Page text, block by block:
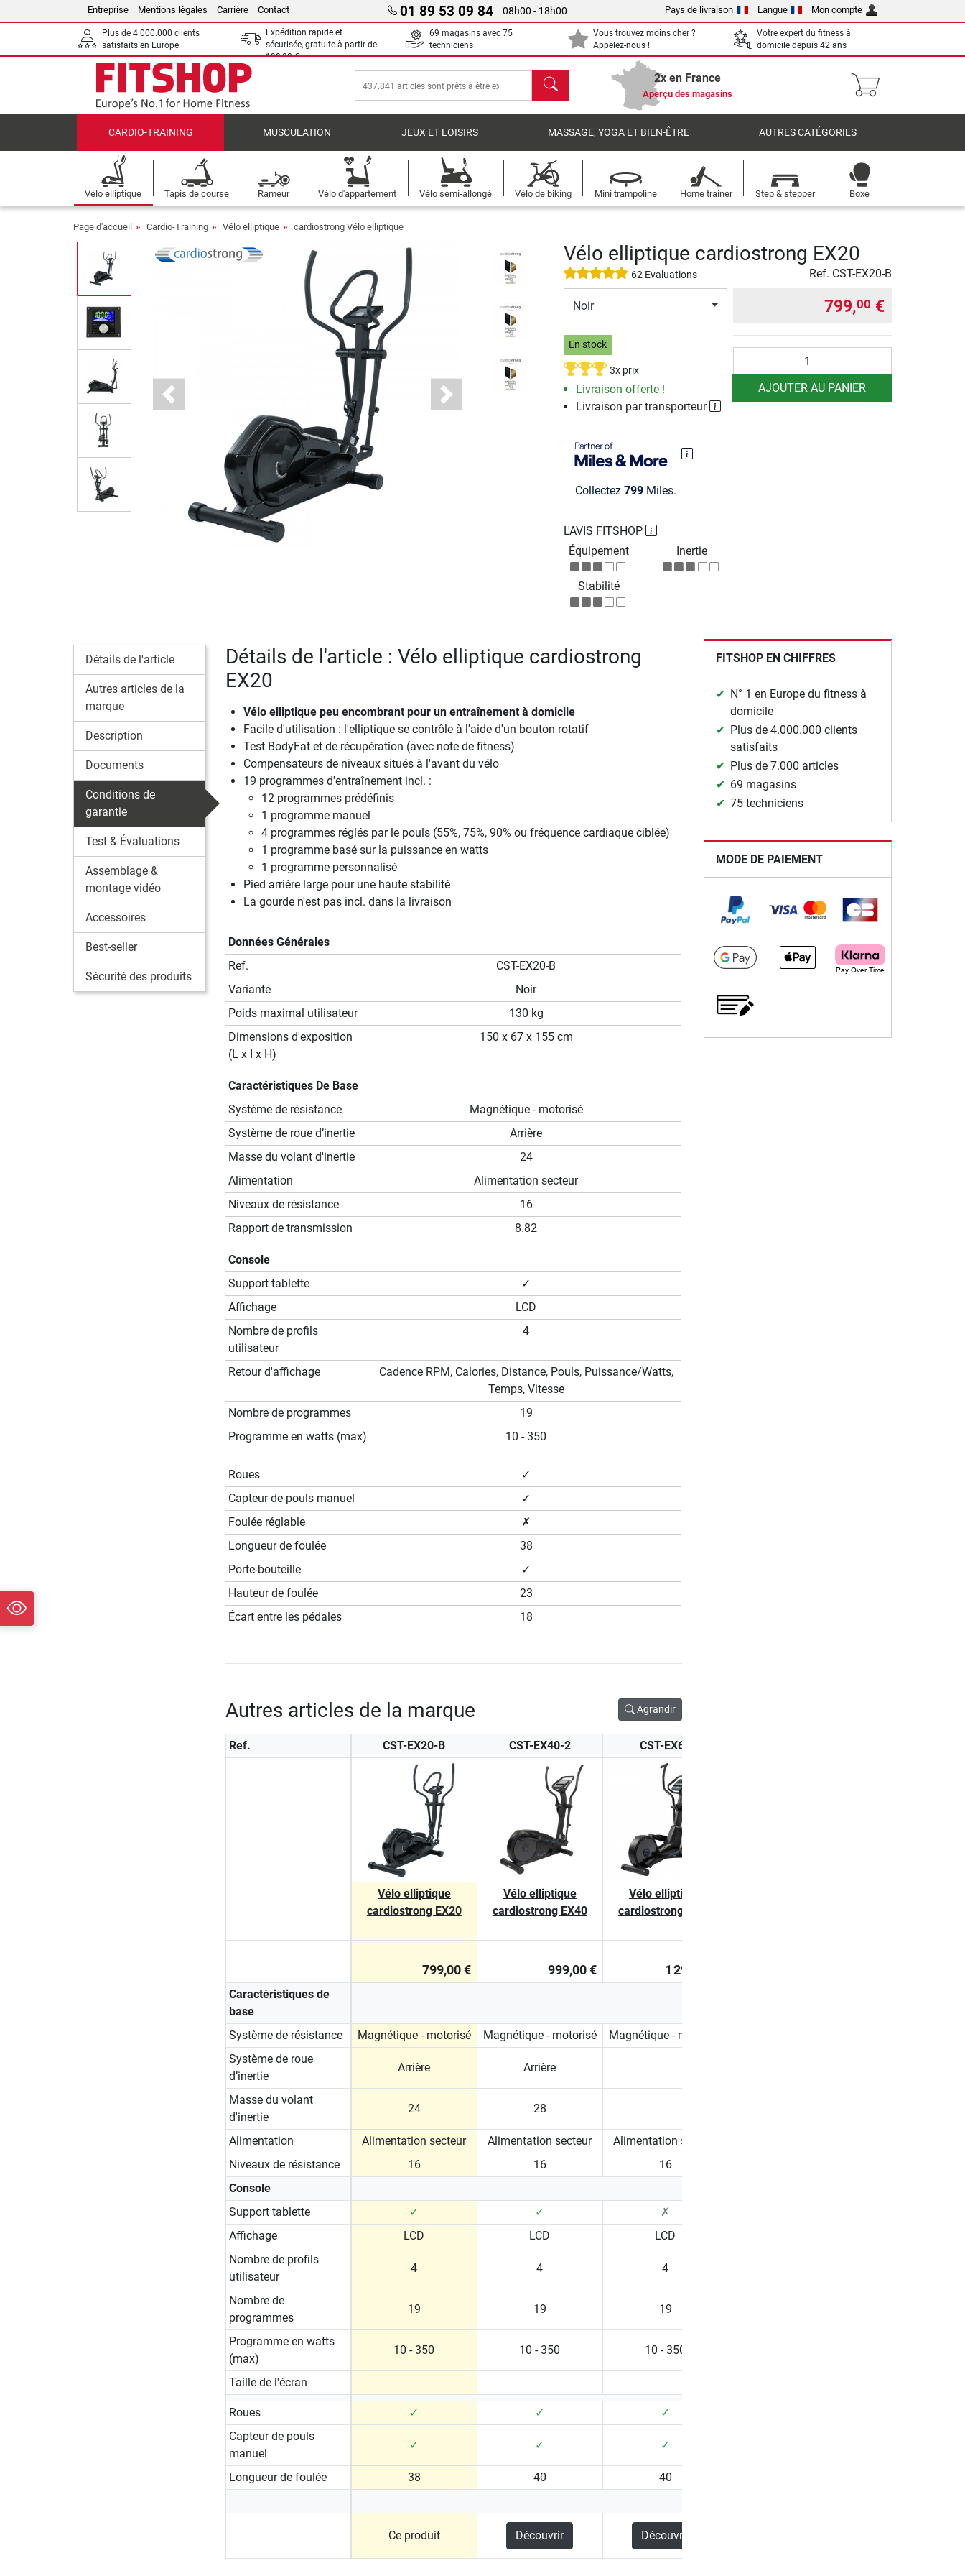
Entreprise Mentions légales Carrière Contact 01 89 53 09 84 08h00 - 18h00 Pays de livraison Langue Mon compte
Plus de 4.000.000 clients
satisfaits en Europe
Expédition rapide et
sécurisée, gratuite à partir de
199,00 €
69 magasins avec 75
techniciens
Vous trouvez moins cher ?
Appelez-nous !
Votre expert du fitness à
domicile depuis 42 ans
chercher 2x en France
Aperçu des magasins
CARDIO-TRAINING MUSCULATION JEUX ET LOISIRS MASSAGE, YOGA ET BIEN-ÊTRE AUTRES CATÉGORIES
Vélo elliptique Tapis de course Rameur Vélo d'appartement Vélo semi-allongé Vélo de biking Mini trampoline Home trainer Step & stepper Boxe
Page d'accueil Cardio-Training Vélo elliptique cardiostrong Vélo elliptique
Previous Next
Vélo elliptique cardiostrong EX20
62 Evaluations Ref. CST-EX20-B
Noir
En stock
3x prix
Livraison offerte !
Livraison par transporteur
Collectez 799Miles.
799,00 €
AJOUTER AU PANIER
L'AVIS FITSHOP
Équipement
Inertie
Stabilité
Détails de l'article
Autres articles de la
marque
Description
Documents
Conditions de
garantie
Test & Évaluations
Assemblage &
montage vidéo
Accessoires
Best-seller
Sécurité des produits
Détails de l'article : Vélo elliptique cardiostrong
EX20
Vélo elliptique peu encombrant pour un entraînement à domicile
Facile d'utilisation : l'elliptique se contrôle à l'aide d'un bouton rotatif
Test BodyFat et de récupération (avec note de fitness)
Compensateurs de niveaux situés à l'avant du vélo
19 programmes d'entraînement incl. :
12 programmes prédéfinis
1 programme manuel
4 programmes réglés par le pouls (55%, 75%, 90% ou fréquence cardiaque ciblée)
1 programme basé sur la puissance en watts
1 programme personnalisé
Pied arrière large pour une haute stabilité
La gourde n'est pas incl. dans la livraison
Données Générales
Ref.
CST-EX20-B
Variante
Noir
Poids maximal utilisateur
130 kg
Dimensions d'exposition
(L x I x H)
150 x 67 x 155 cm
Caractéristiques De Base
Système de résistance
Magnétique - motorisé
Système de roue d’inertie
Arrière
Masse du volant d'inertie
24
Alimentation
Alimentation secteur
Niveaux de résistance
16
Rapport de transmission
8.82
Console
Support tablette
✓
Affichage
LCD
Nombre de profils
utilisateur
4
Retour d'affichage
Cadence RPM, Calories, Distance, Pouls, Puissance/Watts,
Temps, Vitesse
Nombre de programmes
19
Programme en watts (max)
10 - 350
Roues
✓
Capteur de pouls manuel
✓
Foulée réglable
✗
Longueur de foulée
38
Porte-bouteille
✓
Hauteur de foulée
23
Écart entre les pédales
18
Autres articles de la marque Agrandir
Ref. CST-EX20-B CST-EX40-2 CST-EX60
Vélo elliptique
cardiostrong EX20
Vélo elliptique
cardiostrong EX40
Vélo elliptique
cardiostrong EX60
799,00 € 999,00 € 1 299,00 €
Caractéristiques de
base
Système de résistance
Magnétique - motorisé Magnétique - motorisé Magnétique - motorisé
Système de roue
d’inertie
Arrière Arrière
Masse du volant
d'inertie
24 28
Alimentation Alimentation secteur Alimentation secteur Alimentation secteur
Niveaux de résistance
16 16 16
Console
Support tablette
✓ ✓ ✗
Affichage
LCD LCD LCD
Nombre de profils
utilisateur
4 4 4
Nombre de
programmes
19 19 19
Programme en watts
(max)
10 - 350 10 - 350 10 - 350
Taille de l'écran
Roues ✓ ✓ ✓
Capteur de pouls
manuel
✓ ✓ ✓
Longueur de foulée 38 40 40
Ce produit Découvrir Découvrir
FITSHOP EN CHIFFRES
N° 1 en Europe du fitness à
domicile
Plus de 4.000.000 clients
satisfaits
Plus de 7.000 articles
69 magasins
75 techniciens
MODE DE PAIEMENT